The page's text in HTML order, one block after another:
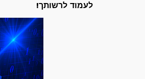
לעמוד לרשותך!